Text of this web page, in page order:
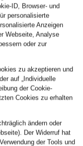
Jacke JONAS
395 €
ID, Browser- und
personalisierte
Anzeigen
Webseite, Analyse
oder zur
zu akzeptieren und
auf „Individuelle
der Cookie-
Cookies zu erhalten
ändern oder
Der Widerruf hat
der Tools und